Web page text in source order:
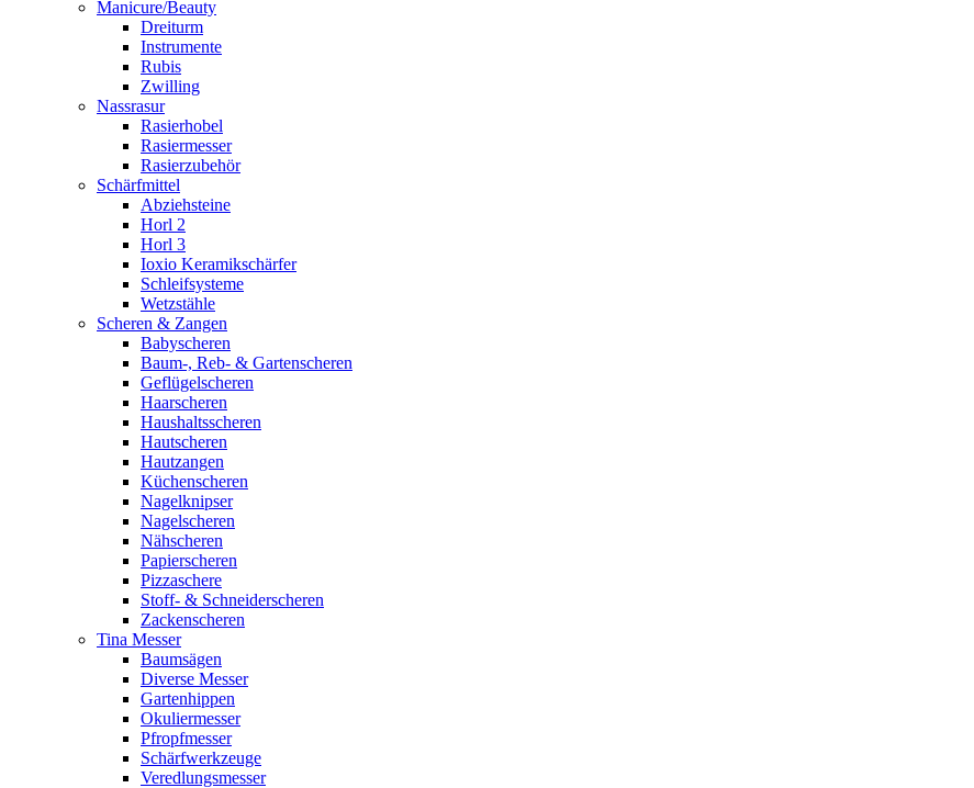
Manicure/Beauty
Dreiturm
Instrumente
Rubis
Zwilling
Nassrasur
Rasierhobel
Rasiermesser
Rasierzubehör
Schärfmittel
Abziehsteine
Horl 2
Horl 3
Ioxio Keramikschärfer
Schleifsysteme
Wetzstähle
Scheren & Zangen
Babyscheren
Baum-, Reb- & Gartenscheren
Geflügelscheren
Haarscheren
Haushaltsscheren
Hautscheren
Hautzangen
Küchenscheren
Nagelknipser
Nagelscheren
Nähscheren
Papierscheren
Pizzaschere
Stoff- & Schneiderscheren
Zackenscheren
Tina Messer
Baumsägen
Diverse Messer
Gartenhippen
Okuliermesser
Pfropfmesser
Schärfwerkzeuge
Veredlungsmesser